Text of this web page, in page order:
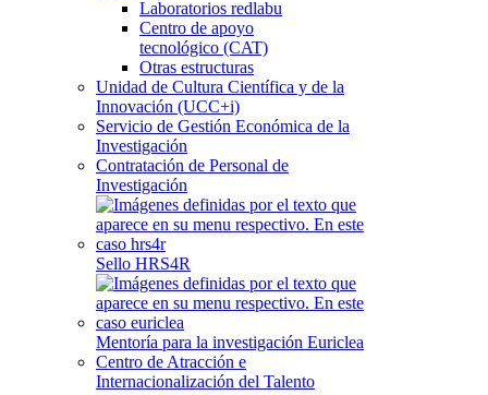
Laboratorios redlabu
Centro de apoyo
tecnológico (CAT)
Otras estructuras
Unidad de Cultura Científica y de la
Innovación (UCC+i)
Servicio de Gestión Económica de la
Investigación
Contratación de Personal de
Investigación
Sello HRS4R
Mentoría para la investigación Euriclea
Centro de Atracción e
Internacionalización del Talento